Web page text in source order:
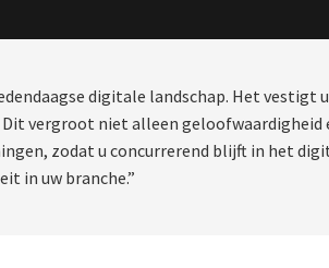
digitale landschap. Het vestigt
vergroot niet alleen
zodat u concurrerend blijft in het
in uw branche.”